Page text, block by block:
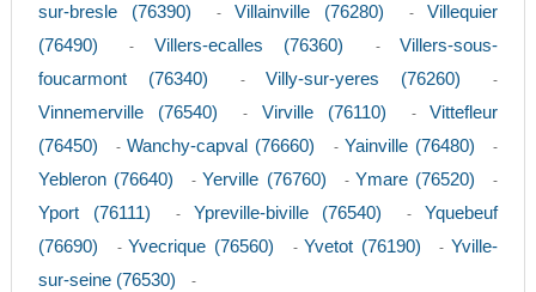
sur-bresle (76390)
- Villainville (76280) - Villequier
(76490)
- Villers-ecalles (76360) - Villers-sous-
foucarmont (76340)
- Villy-sur-yeres (76260) -
Vinnemerville (76540) - Virville (76110) - Vittefleur
(76450)
-Wanchy-capval (76660) - Yainville (76480) -
Yebleron (76640) - Yerville (76760) - Ymare (76520) -
Yport (76111) - Ypreville-biville (76540) - Yquebeuf
(76690)
- Yvecrique (76560) - Yvetot (76190) - Yville-
sur-seine (76530)
-